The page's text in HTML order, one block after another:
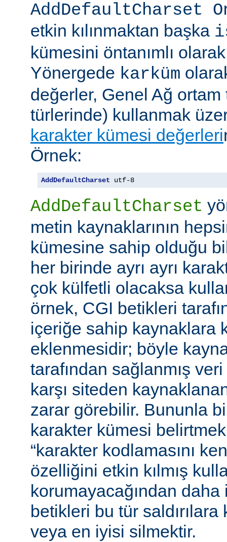
AddDefaultCharset
etkin kılınmaktan başka
kümesini öntanımlı
Yönergede karküm
değerler, Genel Ağ
türlerinde) kullanmak
karakter kümesi değerleri
Örnek:
AddDefaultCharset utf-8
AddDefaultCharset
metin kaynaklarının
kümesine sahip olduğu
her birinde ayrı ayrı
çok külfetli olacaksa
örnek, CGI betikleri
içeriğe sahip kaynaklara
eklenmesidir; böyle
tarafından sağlanmış
karşı siteden
zarar görebilir. Bununla
karakter kümesi
“karakter kodlamasını
özelliğini etkin kılmış
korumayacağından
betikleri bu tür saldırılara
veya en iyisi silmektir.